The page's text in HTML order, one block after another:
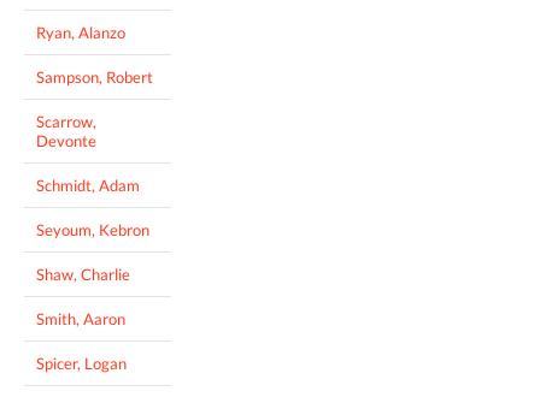
Ryan, Alanzo
Sampson, Robert
Scarrow,
Devonte
Schmidt, Adam
Seyoum, Kebron
Shaw, Charlie
Smith, Aaron
Spicer, Logan